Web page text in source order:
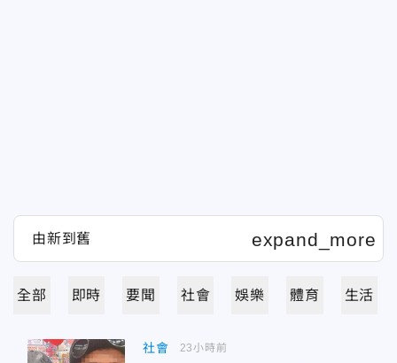
全部 即時 要聞 社會 娛樂 體育 生活
社會 23小時前